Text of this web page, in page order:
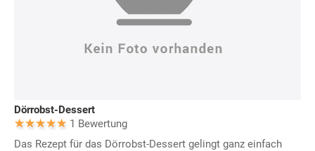
Dörrobst-Dessert
1 Bewertung
Das Rezept für das Dörrobst-Dessert gelingt ganz einfach